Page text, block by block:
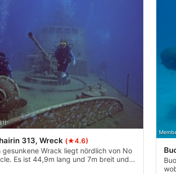
313, Wreck (★4.6)
gesunkene Wrack liegt nördlich von No
Es ist 44,9m lang und 7m breit und